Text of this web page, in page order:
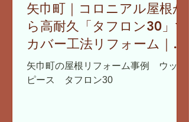
矢巾町｜コロニアル屋根か
ら高耐久「タフロン30」で
カバー工法リフォーム｜雪
止め・雨どいも同時交換
矢巾町の屋根リフォーム事例 ウッド
ピース タフロン30